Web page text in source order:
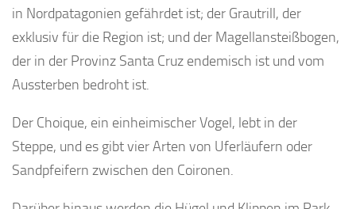
in Nordpatagonien gefährdet ist; der Grautrill, der
exklusiv für die Region ist; und der Magellansteißbogen,
der in der Provinz Santa Cruz endemisch ist und vom
Aussterben bedroht ist.
Der Choique, ein einheimischer Vogel, lebt in der
Steppe, und es gibt vier Arten von Uferläufern oder
Sandpfeifern zwischen den Coironen.